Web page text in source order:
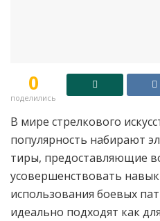
0
поделились
В мире стрелкового
популярность набирают
тиры, предоставляющие
усовершенствовать
использования боевых
идеально подходят как